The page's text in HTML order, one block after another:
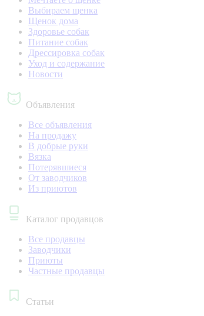
Выбираем щенка
Щенок дома
Здоровье собак
Питание собак
Дрессировка собак
Уход и содержание
Новости
Объявления
Все объявления
На продажу
В добрые руки
Вязка
Потерявшиеся
От заводчиков
Из приютов
Каталог продавцов
Все продавцы
Заводчики
Приюты
Частные продавцы
Статьи